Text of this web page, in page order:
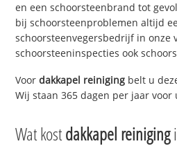
en een schoorsteenbrand tot
bij schoorsteenproblemen altijd
schoorsteenvegersbedrijf in onze
schoorsteeninspecties ook
Voordakkapel reiniging belt u
Wij staan 365 dagen per jaar voor
Wat kostdakkapel reiniging